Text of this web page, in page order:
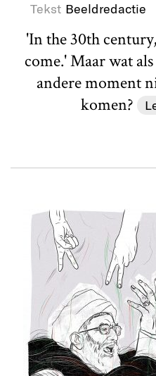
Tekst Beeldredactie
'In the 30th
come.' Maar wat
andere moment
komen?